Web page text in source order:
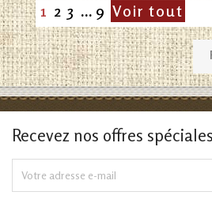
1 2 3 … 9 Voir tout
Recevez nos offres spéciales